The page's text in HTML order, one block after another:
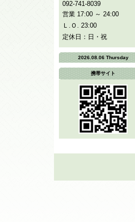
092-741-8039
営業 17:00 ～ 24:00
Ｌ.Ｏ. 23:00
定休日：日・祝
2026.08.06 Thursday
携帯サイト